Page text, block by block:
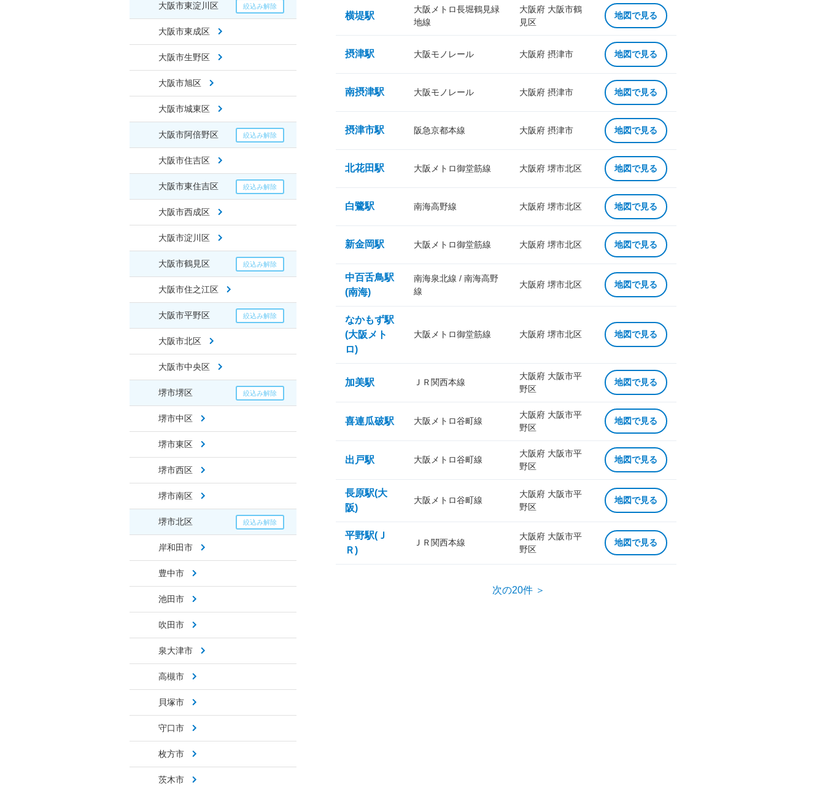
大阪市東淀川区
大阪市東成区
大阪市生野区
大阪市旭区
大阪市城東区
大阪市阿倍野区
大阪市住吉区
大阪市東住吉区
大阪市西成区
大阪市淀川区
大阪市鶴見区
大阪市住之江区
大阪市平野区
大阪市北区
大阪市中央区
堺市堺区
堺市中区
堺市東区
堺市西区
堺市南区
堺市北区
岸和田市
豊中市
池田市
吹田市
泉大津市
高槻市
貝塚市
守口市
枚方市
茨木市
横堤駅
大阪メトロ長堀鶴見緑
地線
大阪府 大阪市鶴
見区
地図で見る
摂津駅 大阪モノレール 大阪府 摂津市 地図で見る
南摂津駅 大阪モノレール 大阪府 摂津市 地図で見る
摂津市駅 阪急京都本線 大阪府 摂津市 地図で見る
北花田駅 大阪メトロ御堂筋線 大阪府 堺市北区 地図で見る
白鷺駅 南海高野線 大阪府 堺市北区 地図で見る
新金岡駅 大阪メトロ御堂筋線 大阪府 堺市北区 地図で見る
中百舌鳥駅
(南海)
南海泉北線 / 南海高野
線
大阪府 堺市北区 地図で見る
なかもず駅
(大阪メト
ロ)
大阪メトロ御堂筋線 大阪府 堺市北区 地図で見る
加美駅 ＪＲ関西本線
大阪府 大阪市平
野区
地図で見る
喜連瓜破駅 大阪メトロ谷町線
大阪府 大阪市平
野区
地図で見る
出戸駅 大阪メトロ谷町線
大阪府 大阪市平
野区
地図で見る
長原駅(大
阪)
大阪メトロ谷町線
大阪府 大阪市平
野区
地図で見る
平野駅(Ｊ
Ｒ)
ＪＲ関西本線
大阪府 大阪市平
野区
地図で見る
次の20件 ＞